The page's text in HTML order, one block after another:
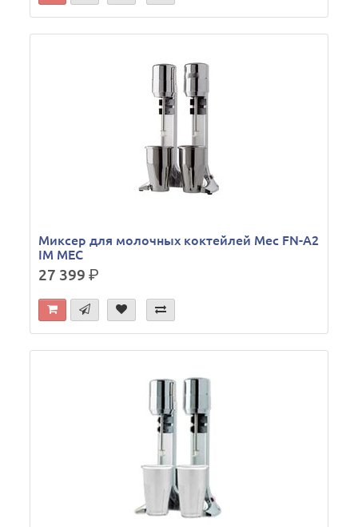
Миксер для молочных коктейлей Mec FN-A2
IM MEC
27 399р.